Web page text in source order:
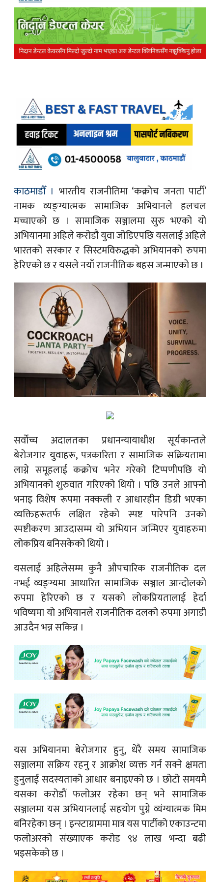
काठमाडौँ । भारतीय राजनीतिमा ‘कक्रोच जनता पार्टी’
नामक व्यङ्ग्यात्मक सामाजिक अभियानले हलचल
मच्चाएको छ । सामाजिक सञ्जालमा सुरु भएको यो
अभियानमा अहिले करोडौ युवा जोडिएपछि यसलाई अहिले
भारतको सरकार र सिस्टमविरुद्धको अभियानको रुपमा
हेरिएको छ र यसले नयाँ राजनीतिक बहस जन्माएको छ ।
सर्वोच्च अदालतका प्रधानन्यायाधीश सूर्यकान्तले
बेरोजगार युवाहरू, पत्रकारिता र सामाजिक सक्रियतामा
लाग्ने समूहलाई कक्रोच भनेर गरेको टिप्पणीपछि यो
अभियानको शुरुवात गरिएको थियो । पछि उनले आफ्नो
भनाइ विशेष रूपमा नक्कली र आधारहीन डिग्री भएका
व्यक्तिहरूतर्फ लक्षित रहेको स्पष्ट पारेपनि उनको
स्पष्टीकरण आउदासम्म यो अभियान जन्मिएर युवाहरुमा
लोकप्रिय बनिसकेको थियो ।
यसलाई अहिलेसम्म कुनै औपचारिक राजनीतिक दल
नभई व्यङ्ग्यमा आधारित सामाजिक सञ्जाल आन्दोलको
रुपमा हेरिएको छ र यसको लोकप्रियतालाई हेर्दा
भविष्यमा यो अभियानले राजनीतिक दलको रुपमा अगाडी
आउदैन भन्न सकिन्न ।
यस अभियानमा बेरोजगार हुनु, धेरै समय सामाजिक
सञ्जालमा सक्रिय रहनु र आक्रोश व्यक्त गर्न सक्ने क्षमता
हुनुलाई सदस्यताको आधार बनाइएको छ । छोटो समयमै
यसका करोडौं फलोअर रहेका छन् भने सामाजिक
सञ्जालमा यस अभियानलाई सहयोग पुग्ने व्यंग्यात्मक मिम
बनिरहेका छन् । इन्स्टाग्राममा मात्र यस पार्टीको एकाउन्टमा
फलोअरको संख्याएक करोड ९४ लाख भन्दा बढी
भइसकेको छ ।